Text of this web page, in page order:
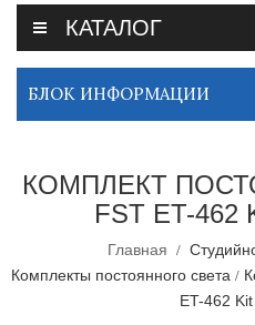
КАТАЛОГ
БЛОК ИНФОРМАЦИИ
КОМПЛЕКТ
FST ET-462
Главная
Комплекты постоянного света
ET-462